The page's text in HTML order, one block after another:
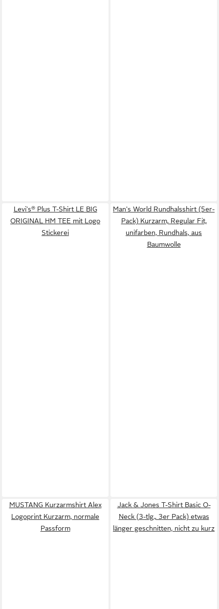
Levi's® Plus T-Shirt LE BIG
ORIGINAL HM TEE mit Logo
Stickerei
Man's World Rundhalsshirt (5er-
Pack) Kurzarm, Regular Fit,
unifarben, Rundhals, aus
Baumwolle
MUSTANG Kurzarmshirt Alex
Logoprint Kurzarm, normale
Passform
Jack & Jones T-Shirt Basic O-
Neck (3-tlg., 3er Pack) etwas
länger geschnitten, nicht zu kurz